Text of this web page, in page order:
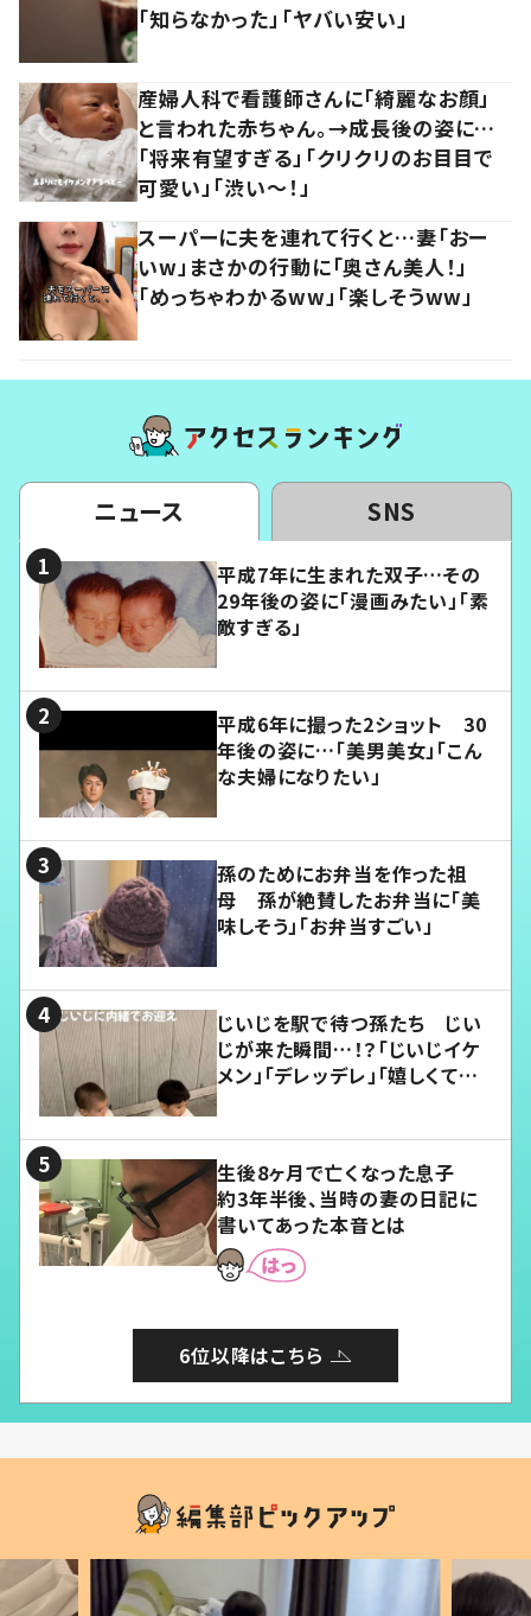
「知らなかった」「ヤバい安い」
産婦人科で看護師さんに「綺麗なお顔」
と言われた赤ちゃん。→成長後の姿に…
「将来有望すぎる」「クリクリのお目目で
可愛い」「渋い～！」
スーパーに夫を連れて行くと…妻「おー
いw」まさかの行動に「奥さん美人！」
「めっちゃわかるww」「楽しそうww」
ニュース SNS
平成7年に生まれた双子…その
29年後の姿に「漫画みたい」「素
敵すぎる」
平成6年に撮った2ショット 30
年後の姿に…「美男美女」「こん
な夫婦になりたい」
孫のためにお弁当を作った祖
母 孫が絶賛したお弁当に「美
味しそう」「お弁当すごい」
じいじを駅で待つ孫たち じい
じが来た瞬間…！？「じいじイケ
メン」「デレッデレ」「嬉しくて可
生後8ヶ月で亡くなった息子
約3年半後、当時の妻の日記に
書いてあった本音とは
6位以降はこちら